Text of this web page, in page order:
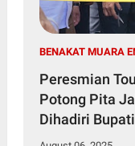
BENAKAT MUARA
Peresmian
Potong Pita
Dihadiri